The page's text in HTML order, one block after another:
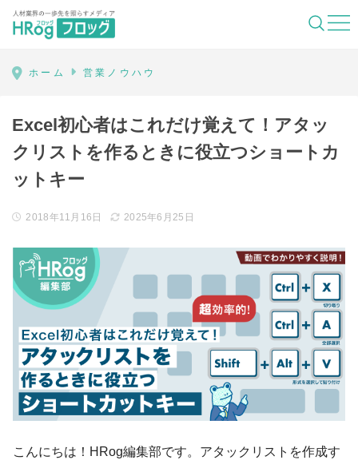
HRog | 人材業界の一歩先を照らすメディ
ホーム 営業ノウハウ
Excel初心者はこれだけ覚えて！アタッ
クリストを作るときに役立つショートカ
ットキー
2018年11月16日 2025年6月25日
こんにちは！HRog編集部です。アタックリストを作成す